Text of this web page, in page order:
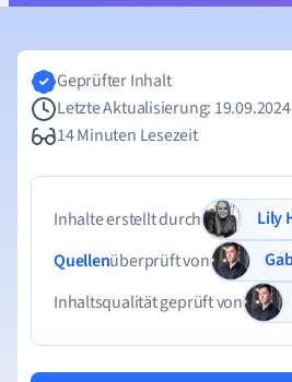
Geprüfter Inhalt
Letzte Aktualisierung: 19.09.2024
14 Minuten Lesezeit
Inhalte erstellt durch
Quellenüberprüft von
Inhaltsqualität geprüft von